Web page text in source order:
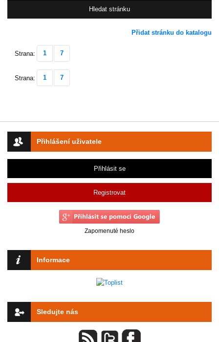
Přihlášení uživatele
Přihlásit se
Registrovat
Zapomenuté heslo
Informace
Sledujte nás
Přidat stránku do katalogu
Strana: 1 7
Strana: 1 7